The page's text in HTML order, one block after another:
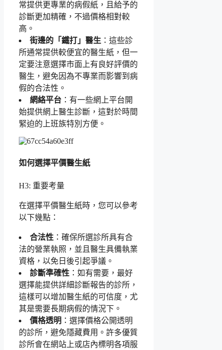
常提供更專業的病假紙，且給予的
診斷更加精確，不過價格相對較
高。
街邊的「鐵打」醫生 ：這些診
所通常提供較便宜的醫生紙，但一
定要注意選擇市面上有良好評價的
醫生，避免因為不專業而影響到病
假的合法性。
網絡平台 ：有一些網上平台開
始提供網上醫生診斷，這對於時間
緊迫的上班族特別方便。
如何選擇平價醫生紙
H3: 重要考量
在選擇平價醫生紙時，您可以參考
以下幾點：
合法性 ：確保所選診所具有合
法的營業執照，並且醫生具備執業
資格，以免日後引起爭議。
診斷準確性 ：如有需要，最好
選擇能提供詳細診斷報告的診所，
這樣可以增加醫生紙的可信度，尤
其是需要長期病假的情況下。
價格透明 ：選擇價格公開透明
的診所，避免隱藏費用。許多優質
診所會在網站上或店內標明各項服